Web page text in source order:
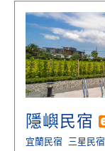
隱嶼民宿
宜蘭民宿 三星民宿